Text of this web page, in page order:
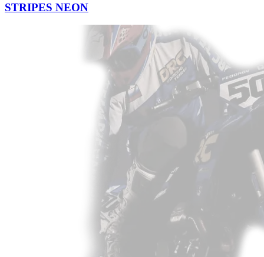
STRIPES NEON